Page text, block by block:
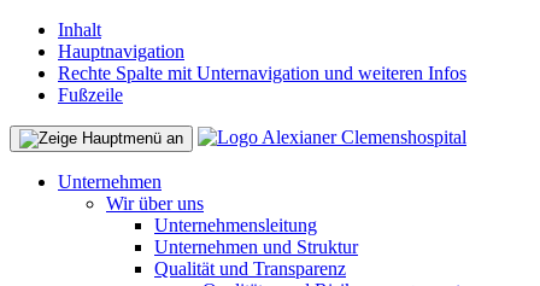
Inhalt
Hauptnavigation
Rechte Spalte mit Unternavigation und weiteren Infos
Fußzeile
Unternehmen
Wir über uns
Unternehmensleitung
Unternehmen und Struktur
Qualität und Transparenz